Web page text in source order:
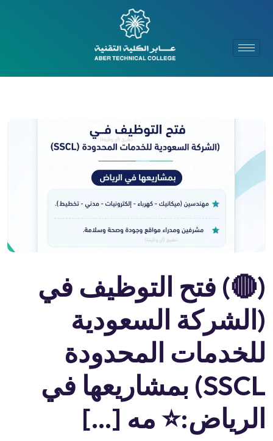
(🔴) فتح التوظيف في
(الشركة السعودية
للخدمات المحدودة
SSCL) بمشاريعها في
الرياض:⭐️ مه […]